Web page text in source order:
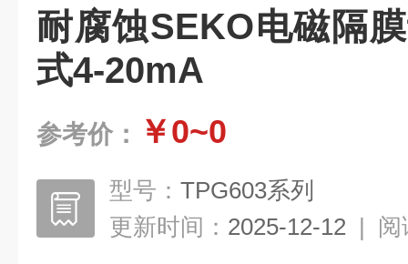
耐腐蚀SEKO电磁隔
式4-20mA
参考价： ￥0~0
型号： TPG603系列
更新时间： 2025-12-12 | 阅